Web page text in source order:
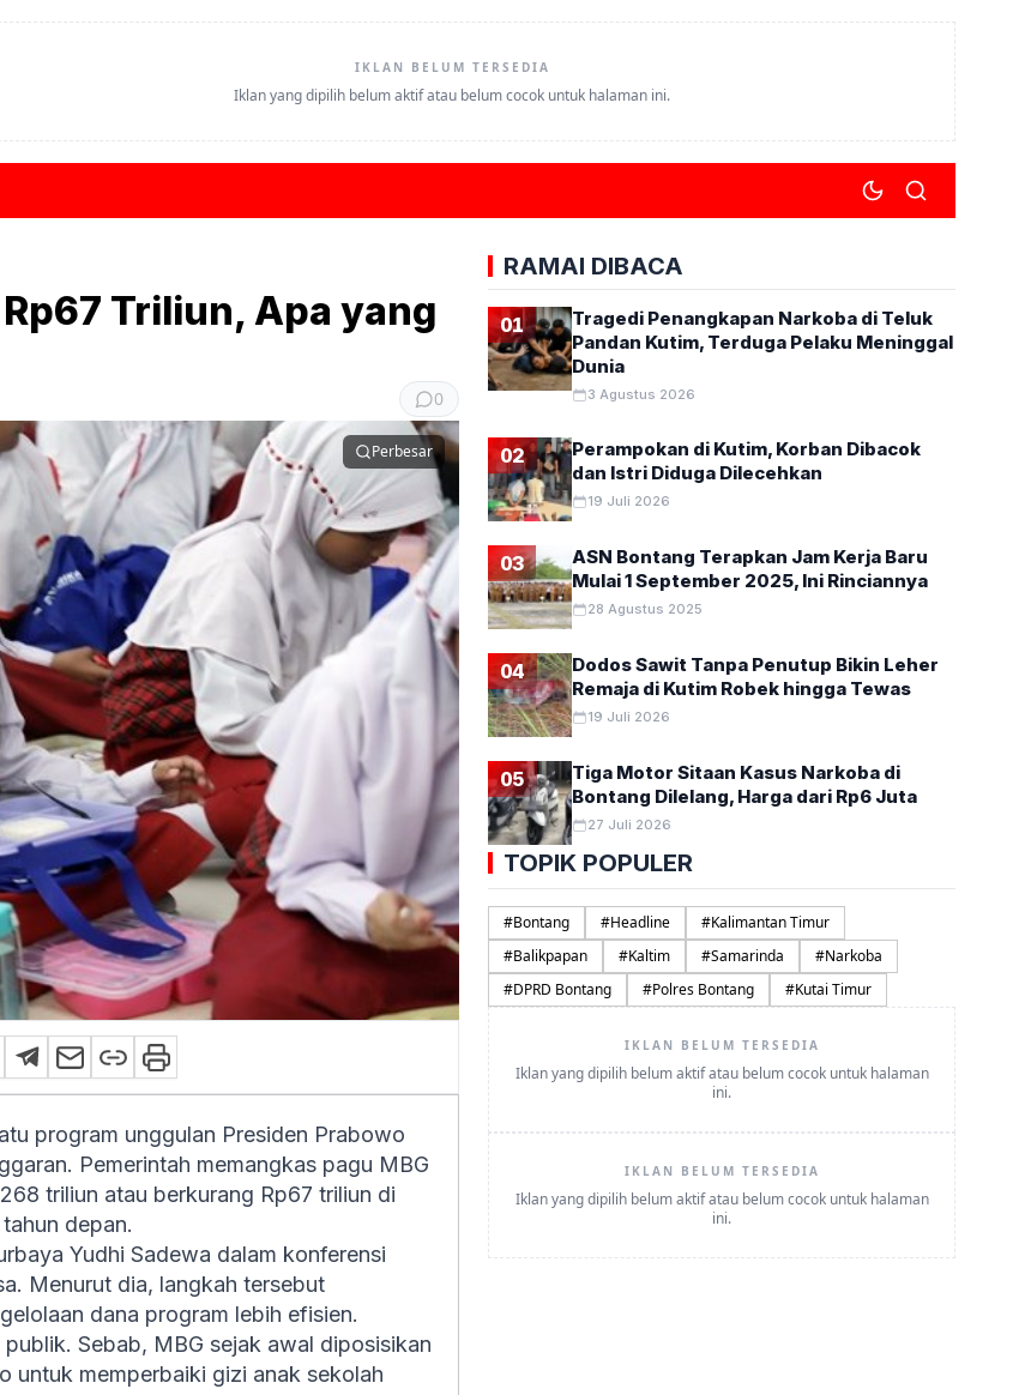
IKLAN BELUM TERSEDIA
Iklan yang dipilih belum aktif atau belum cocok untuk halaman ini.
Triliun, Apa yang
0
Perbesar
program unggulan Presiden Prabowo
Pemerintah memangkas pagu MBG
triliun atau berkurang Rp67 triliun di
depan.
Yudhi Sadewa dalam konferensi
Menurut dia, langkah tersebut
dana program lebih efisien.
Sebab, MBG sejak awal diposisikan
untuk memperbaiki gizi anak sekolah
RAMAI DIBACA
01
Tragedi Penangkapan Narkoba di Teluk
Pandan Kutim, Terduga Pelaku Meninggal
Dunia
3 Agustus 2026
02
Perampokan di Kutim, Korban Dibacok
dan Istri Diduga Dilecehkan
19 Juli 2026
03
ASN Bontang Terapkan Jam Kerja Baru
Mulai 1 September 2025, Ini Rinciannya
28 Agustus 2025
04
Dodos Sawit Tanpa Penutup Bikin Leher
Remaja di Kutim Robek hingga Tewas
19 Juli 2026
05
Tiga Motor Sitaan Kasus Narkoba di
Bontang Dilelang, Harga dari Rp6 Juta
27 Juli 2026
TOPIK POPULER
#Bontang #Headline #Kalimantan Timur
#Balikpapan #Kaltim #Samarinda #Narkoba
#DPRD Bontang #Polres Bontang #Kutai Timur
IKLAN BELUM TERSEDIA
Iklan yang dipilih belum aktif atau belum cocok untuk halaman
ini.
IKLAN BELUM TERSEDIA
Iklan yang dipilih belum aktif atau belum cocok untuk halaman
ini.